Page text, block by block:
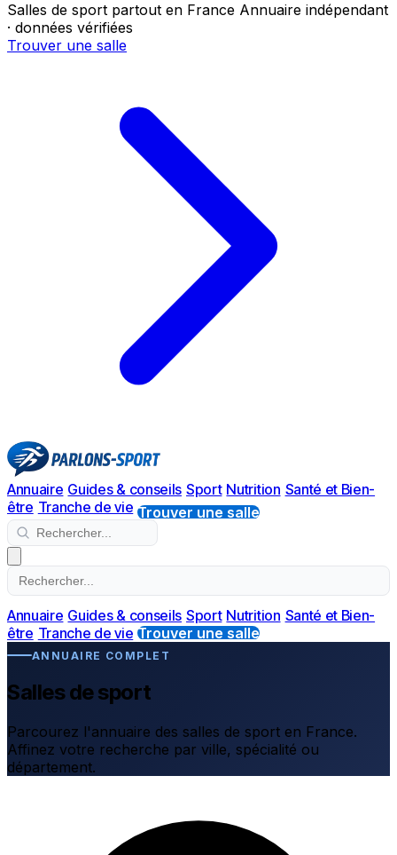
Salles de sport partout en France Annuaire indépendant
· données vérifiées
Trouver une salle
Annuaire Guides & conseils Sport Nutrition Santé et Bien-
être Tranche de vie Trouver une salle
Annuaire Guides & conseils Sport Nutrition Santé et Bien-
être Tranche de vie Trouver une salle
ANNUAIRE COMPLET
Salles de sport
Parcourez l'annuaire des salles de sport en France.
Affinez votre recherche par ville, spécialité ou
département.